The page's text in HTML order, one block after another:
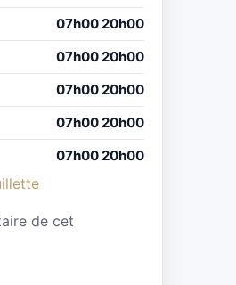
07h00 20h00
07h00 20h00
07h00 20h00
07h00 20h00
07h00 20h00
de cet